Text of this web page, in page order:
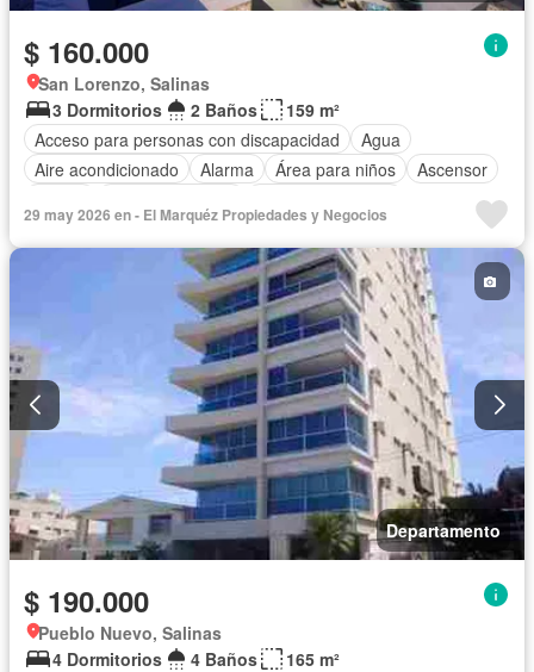
$ 160.000
San Lorenzo, Salinas
3 Dormitorios
2 Baños
159 m²
Acceso para personas con discapacidad
Agua
Aire acondicionado
Alarma Área para niños
Ascensor
Electricidad
Estacionamiento
Garita de guardianía
Piscina Conserje Sauna
Seguridad
Vista panorámica Completamente amoblado
29 may 2026 en - El Marquéz Propiedades y Negocios
Departamento
$ 190.000
Pueblo Nuevo, Salinas
4 Dormitorios
4 Baños
165 m²